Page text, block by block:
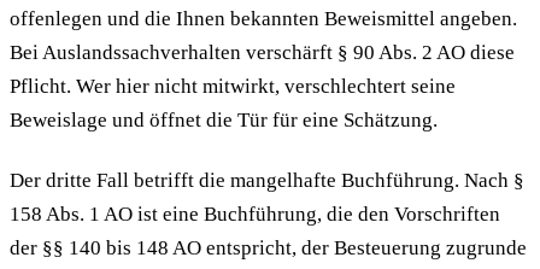
offenlegen und die Ihnen bekannten Beweismittel angeben.
Bei Auslandssachverhalten verschärft § 90 Abs. 2 AO diese
Pflicht. Wer hier nicht mitwirkt, verschlechtert seine
Beweislage und öffnet die Tür für eine Schätzung.
Der dritte Fall betrifft die mangelhafte Buchführung. Nach §
158 Abs. 1 AO ist eine Buchführung, die den Vorschriften
der §§ 140 bis 148 AO entspricht, der Besteuerung zugrunde